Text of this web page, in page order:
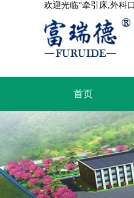
欢迎光临“牵引床,外科
首页
首页